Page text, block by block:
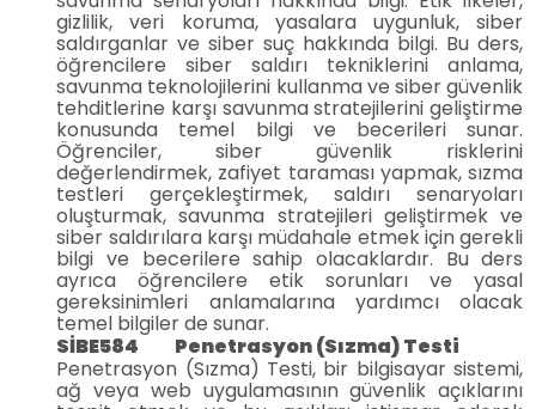
gizlilik, veri koruma, yasalara uygunluk, siber
saldırganlar ve siber suç hakkında bilgi. Bu ders,
öğrencilere siber saldırı tekniklerini anlama,
savunma teknolojilerini kullanma ve siber güvenlik
tehditlerine karşı savunma stratejilerini geliştirme
konusunda temel bilgi ve becerileri sunar.
Öğrenciler, siber güvenlik risklerini
değerlendirmek, zafiyet taraması yapmak, sızma
testleri gerçekleştirmek, saldırı senaryoları
oluşturmak, savunma stratejileri geliştirmek ve
siber saldırılara karşı müdahale etmek için gerekli
bilgi ve becerilere sahip olacaklardır. Bu ders
ayrıca öğrencilere etik sorunları ve yasal
gereksinimleri anlamalarına yardımcı olacak
temel bilgiler de sunar.
SİBE584 Penetrasyon (Sızma) Testi
Penetrasyon (Sızma) Testi, bir bilgisayar sistemi,
ağ veya web uygulamasının güvenlik açıklarını